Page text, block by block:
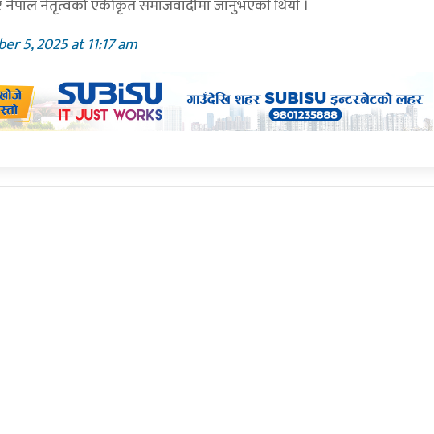
नेतृत्वको एकीकृत समाजवादीमा जानुभएकाे थियाे ।
5, 2025 at 11:17 am